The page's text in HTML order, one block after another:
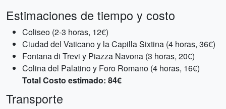
Estimaciones de tiempo y costo
Coliseo (2-3 horas, 12€)
Ciudad del Vaticano y la Capilla Sixtina (4 horas, 36€)
Fontana di Trevi y Piazza Navona (3 horas, 20€)
Colina del Palatino y Foro Romano (4 horas, 16€)
Total Costo estimado: 84€
Transporte